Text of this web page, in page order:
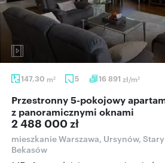
147,30 m2 5 16 891 zł/m2
Przestronny 5-pokojowy apartament 147 m²
z panoramicznymi oknami
2 488 000 zł
mieszkanie Warszawa, Ursynów,
Bekasów